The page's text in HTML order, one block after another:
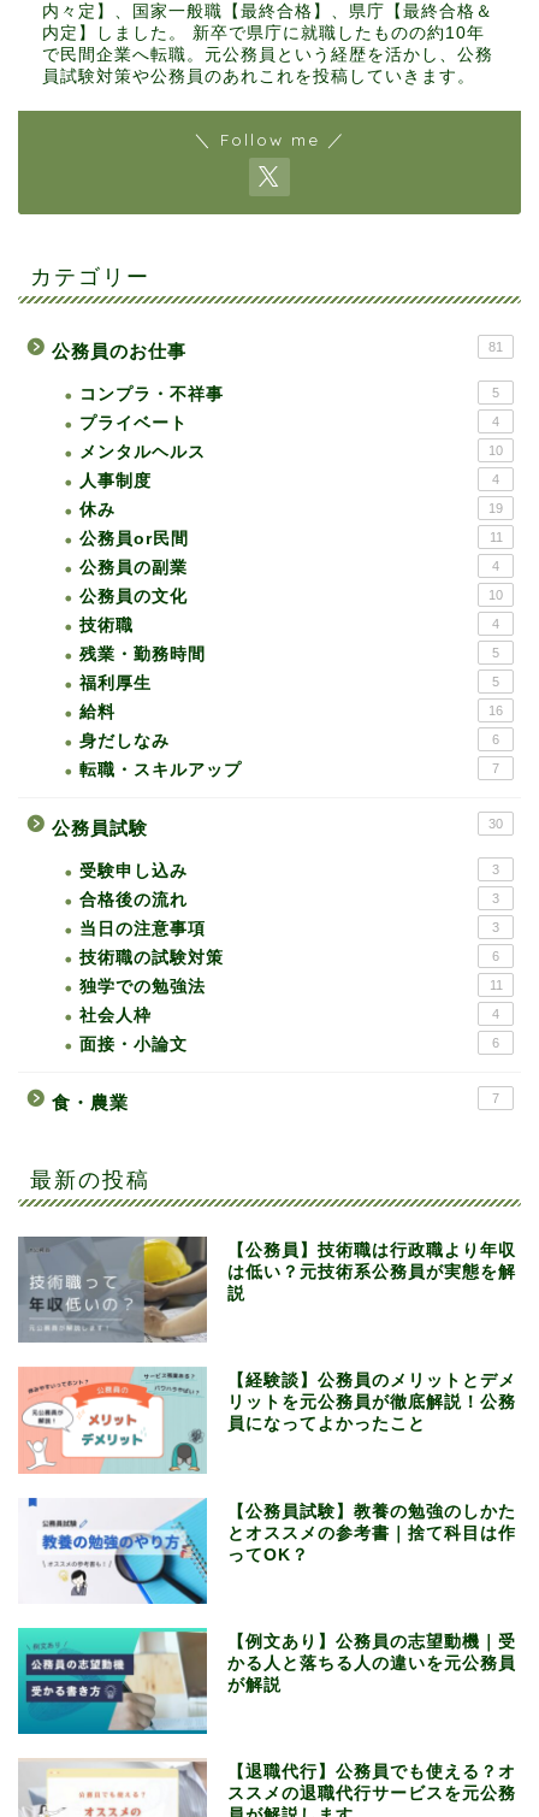
内々定】、国家一般職【最終合格】、県庁【最終合格＆
内定】しました。 新卒で県庁に就職したものの約10年
で民間企業へ転職。元公務員という経歴を活かし、公務
員試験対策や公務員のあれこれを投稿していきます。
＼ Follow me ／
カテゴリー
公務員のお仕事 81
コンプラ・不祥事 5
プライベート 4
メンタルヘルス 10
人事制度 4
休み 19
公務員or民間 11
公務員の副業 4
公務員の文化 10
技術職 4
残業・勤務時間 5
福利厚生 5
給料 16
身だしなみ 6
転職・スキルアップ 7
公務員試験 30
受験申し込み 3
合格後の流れ 3
当日の注意事項 3
技術職の試験対策 6
独学での勉強法 11
社会人枠 4
面接・小論文 6
食・農業 7
最新の投稿
【公務員】技術職は行政職より年収
は低い？元技術系公務員が実態を解
説
【経験談】公務員のメリットとデメ
リットを元公務員が徹底解説！公務
員になってよかったこと
【公務員試験】教養の勉強のしかた
とオススメの参考書｜捨て科目は作
ってOK？
【例文あり】公務員の志望動機｜受
かる人と落ちる人の違いを元公務員
が解説
【退職代行】公務員でも使える？オ
ススメの退職代行サービスを元公務